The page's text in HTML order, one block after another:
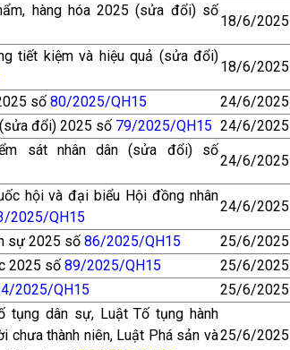
hàng hóa 2025 (sửa đổi) số
18/6/2025
tiết kiệm và hiệu quả (sửa đổi)
18/6/2025
số 80/2025/QH15 24/6/2025
đổi) 2025 số 79/2025/QH15 24/6/2025
sát nhân dân (sửa đổi) số
24/6/2025
hội và đại biểu Hội đồng nhân
2025/QH15
24/6/2025
sự 2025 số 86/2025/QH15 25/6/2025
2025 số 89/2025/QH15 25/6/2025
2025/QH15 25/6/2025
tụng dân sự, Luật Tố tụng hành
chưa thành niên, Luật Phá sản và25/6/2025